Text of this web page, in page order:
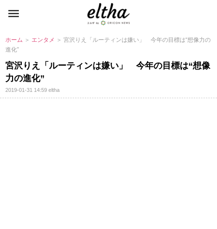
ホーム ＞ エンタメ ＞ 宮沢りえ「ルーティンは嫌い」 今年の目標は“想像力の
進化”
宮沢りえ「ルーティンは嫌い」 今年の目標は“想像
力の進化”
2019-01-31 14:59eltha